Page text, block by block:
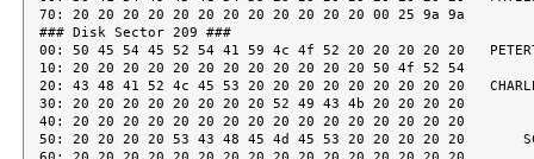
70: 20 20 20 20 20 20 20 20 20 20 20 20 00 25 9a 9a
### Disk Sector 209 ###
00: 50 45 54 45 52 54 41 59 4c 4f 52 20 20 20 20 20
10: 20 20 20 20 20 20 20 20 20 20 20 20 50 4f 52 54
20: 43 48 41 52 4c 45 53 20 20 20 20 20 20 20 20 20
30: 20 20 20 20 20 20 20 20 52 49 43 4b 20 20 20 20
40: 20 20 20 20 20 20 20 20 20 20 20 20 20 20 20 20
50: 20 20 20 20 53 43 48 45 4d 45 53 20 20 20 20 20